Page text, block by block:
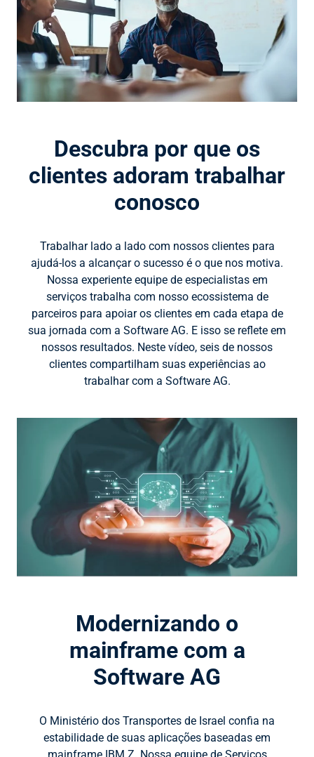
Descubra por que os
clientes adoram trabalhar
conosco
Trabalhar lado a lado com nossos clientes para
ajudá-los a alcançar o sucesso é o que nos motiva.
Nossa experiente equipe de especialistas em
serviços trabalha com nosso ecossistema de
parceiros para apoiar os clientes em cada etapa de
sua jornada com a Software AG. E isso se reflete em
nossos resultados. Neste vídeo, seis de nossos
clientes compartilham suas experiências ao
trabalhar com a Software AG.
Modernizando o
mainframe com a
Software AG
O Ministério dos Transportes de Israel confia na
estabilidade de suas aplicações baseadas em